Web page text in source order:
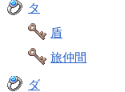
タ
盾
旅仲間
ダ